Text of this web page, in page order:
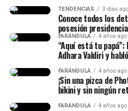
TENDENCIAS 3 días
Conoce todos los
posesión
FARÁNDULA 4 años ago
“Aquí está tu papá”:
Adhara Valdiri y
FARÁNDULA 4 años ago
¡Sin una pizca de
bikini y sin ningún
FARÁNDULA 4 años ago